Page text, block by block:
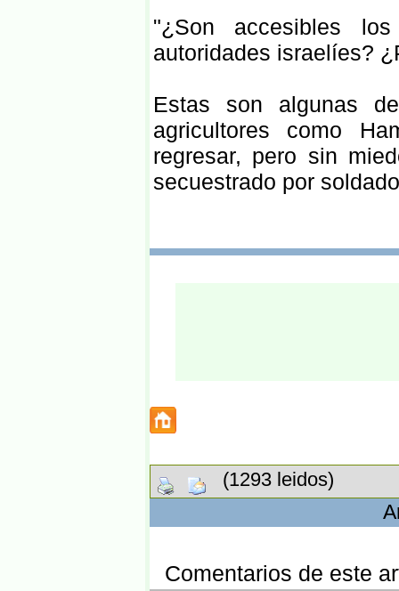
"¿Son accesibles
autoridades israelíes?
Estas son algunas
agricultores como
regresar, pero sin
secuestrado por
(1293 leidos)
Comentarios de este